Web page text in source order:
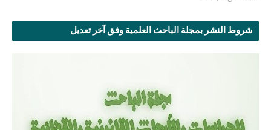
شروط النشر بمجلة الباحث العلمية وفق آخر تعديل